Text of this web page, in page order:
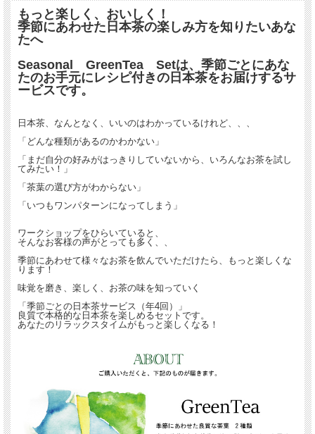
もっと楽しく、おいしく！
季節にあわせた日本茶の楽しみ方を知りたいあな
たへ
Seasonal GreenTea Setは、季節ごとにあな
たのお手元にレシピ付きの日本茶をお届けするサ
ービスです。
日本茶、なんとなく、いいのはわかっているけれど、、、
「どんな種類があるのかわかない」
「まだ自分の好みがはっきりしていないから、いろんなお茶を試し
てみたい！」
「茶葉の選び方がわからない」
「いつもワンパターンになってしまう」
ワークショップをひらいていると、
そんなお客様の声がとっても多く、、
季節にあわせて様々なお茶を飲んでいただけたら、もっと楽しくな
ります！
味覚を磨き、楽しく、お茶の味を知っていく
「季節ごとの日本茶サービス（年4回）」
良質で本格的な日本茶を楽しめるセットです。
あなたのリラックスタイムがもっと楽しくなる！